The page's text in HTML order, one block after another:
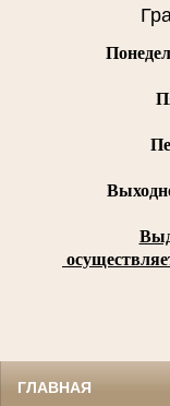
ГЛАВНАЯ